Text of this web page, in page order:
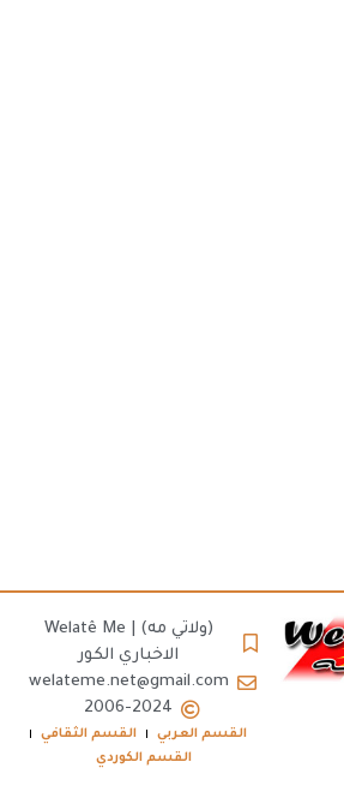
(ولاتي مه) | Welatê Me
الاخباري الكور
welateme.net@gmail.com
2006-2024
القسم العربي
القسم الثقافي
القسم الكوردي